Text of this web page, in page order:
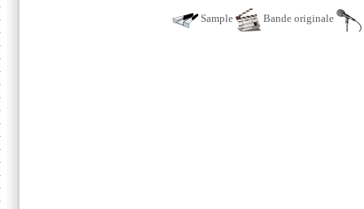
Sample Bande originale